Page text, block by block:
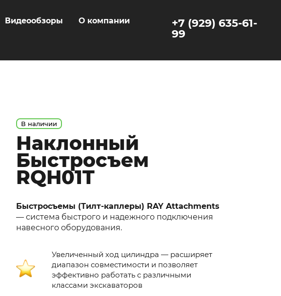
Видеообзоры
О компании
+7 (929) 635-61-
99
В наличии
Наклонный
Быстросъем
RQH01T
Быстросъемы (Тилт-каплеры) RAY Attachments
— система быстрого и надежного подключения
навесного оборудования.
Увеличенный ход цилиндра — расширяет
диапазон совместимости и позволяет
эффективно работать с различными
классами экскаваторов